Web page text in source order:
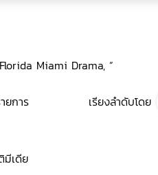
Miami Drama, ”
ยการ เรียงลำดับโดย
มีเดีย